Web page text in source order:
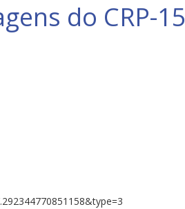
do CRP-15